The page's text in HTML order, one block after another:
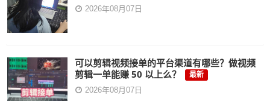
2026年08月07日
可以剪辑视频接单的平台渠道有哪些？做视频
剪辑一单能赚 50 以上么？
最新
2026年08月07日